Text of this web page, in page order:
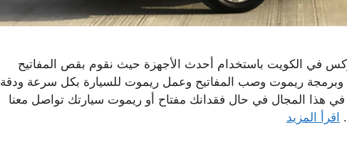
في الكويت باستخدام أحدث الأجهزة حيث نقوم بقص المفاتيح
وبرمجة ريموت وصب المفاتيح وعمل ريموت للسيارة بكل سرعة ودقة
في هذا المجال في حال فقدانك مفتاح أو ريموت سيارتك تواصل معنا
اقرأ المزيد